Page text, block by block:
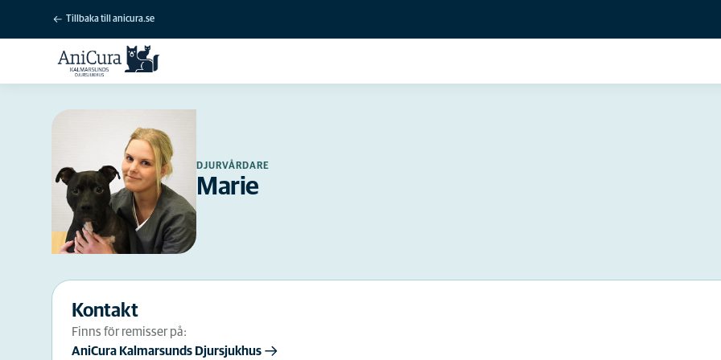
Tillbaka till anicura.se
DJURVÅRDARE
Marie
Kontakt
Finns för remisser på:
AniCura Kalmarsunds Djursjukhus